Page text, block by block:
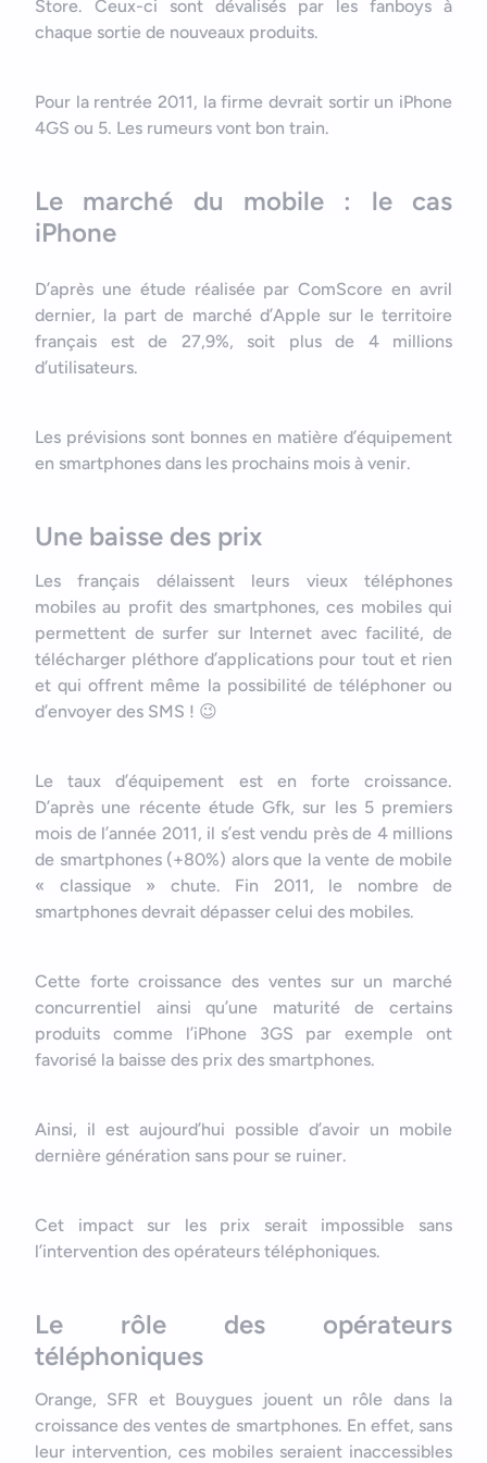
Store. Ceux-ci sont dévalisés par les fanboys à
chaque sortie de nouveaux produits.
Pour la rentrée 2011, la firme devrait sortir un iPhone
4GS ou 5. Les rumeurs vont bon train.
Le marché du mobile : le cas
iPhone
D’après une étude réalisée par ComScore en avril
dernier, la part de marché d’Apple sur le territoire
français est de 27,9%, soit plus de 4 millions
d’utilisateurs.
Les prévisions sont bonnes en matière d’équipement
en smartphones dans les prochains mois à venir.
Une baisse des prix
Les français délaissent leurs vieux téléphones
mobiles au profit des smartphones, ces mobiles qui
permettent de surfer sur Internet avec facilité, de
télécharger pléthore d’applications pour tout et rien
et qui offrent même la possibilité de téléphoner ou
d’envoyer des SMS ! 😉
Le taux d’équipement est en forte croissance.
D’après une récente étude Gfk, sur les 5 premiers
mois de l’année 2011, il s’est vendu près de 4 millions
de smartphones (+80%) alors que la vente de mobile
« classique » chute. Fin 2011, le nombre de
smartphones devrait dépasser celui des mobiles.
Cette forte croissance des ventes sur un marché
concurrentiel ainsi qu’une maturité de certains
produits comme l’iPhone 3GS par exemple ont
favorisé la baisse des prix des smartphones.
Ainsi, il est aujourd’hui possible d’avoir un mobile
dernière génération sans pour se ruiner.
Cet impact sur les prix serait impossible sans
l’intervention des opérateurs téléphoniques.
Le rôle des opérateurs
téléphoniques
Orange, SFR et Bouygues jouent un rôle dans la
croissance des ventes de smartphones. En effet, sans
leur intervention, ces mobiles seraient inaccessibles